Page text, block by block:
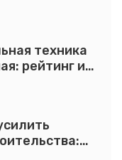
техника
рейтинг и